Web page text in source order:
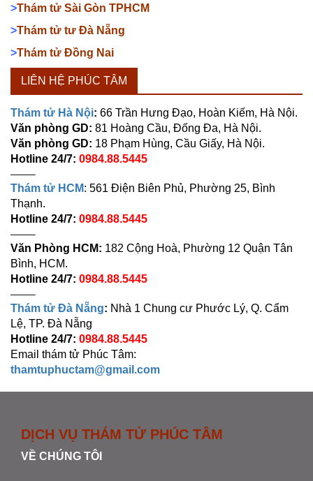
>Thám tử Sài Gòn TPHCM
>Thám tử tư Đà Nẵng
>Thám tử Đồng Nai
LIÊN HỆ PHÚC TÂM
Thám tử Hà Nội: 66 Trần Hưng Đạo, Hoàn Kiếm, Hà Nội.
Văn phòng GD: 81 Hoàng Cầu, Đống Đa, Hà Nội.
Văn phòng GD: 18 Phạm Hùng, Cầu Giấy, Hà Nội.
Hotline 24/7: 0984.88.5445
——–
Thám tử HCM: 561 Điện Biên Phủ, Phường 25, Bình
Thạnh.
Hotline 24/7: 0984.88.5445
——–
Văn Phòng HCM: 182 Cộng Hoà, Phường 12 Quận Tân
Bình, HCM.
Hotline 24/7: 0984.88.5445
——–
Thám tử Đà Nẵng: Nhà 1 Chung cư Phước Lý, Q. Cẩm
Lệ, TP. Đà Nẵng
Hotline 24/7: 0984.88.5445
Email thám tử Phúc Tâm:
thamtuphuctam@gmail.com
DỊCH VỤ THÁM TỬ PHÚC TÂM
VỀ CHÚNG TÔI